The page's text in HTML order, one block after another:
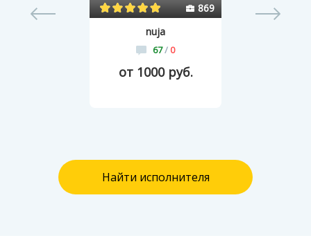
869
nuja
67/ 0
от 1000 руб.
Найти исполнителя